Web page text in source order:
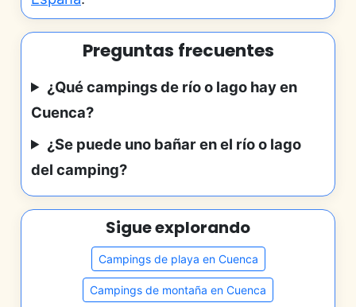
Preguntas frecuentes
¿Qué campings de río o lago hay en
Cuenca?
¿Se puede uno bañar en el río o lago
del camping?
Sigue explorando
Campings de playa en Cuenca
Campings de montaña en Cuenca